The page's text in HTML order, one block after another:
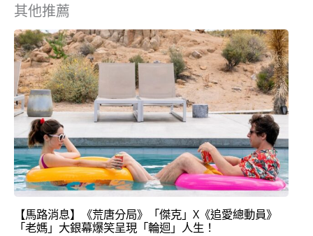
其他推薦
【馬路消息】《荒唐分局》「傑克」X《追愛總動員》
「老媽」大銀幕爆笑呈現「輪迴」人生！